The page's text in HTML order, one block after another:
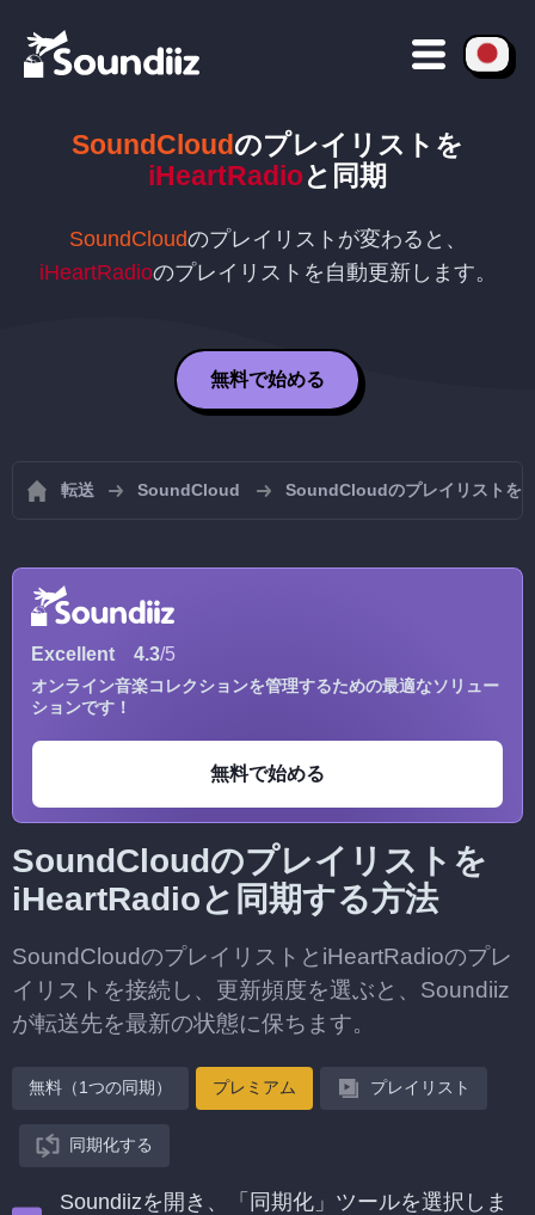
SoundCloudのプレイリストを
iHeartRadioと同期
SoundCloudのプレイリストが変わると、
iHeartRadioのプレイリストを自動更新します。
無料で始める
転送 SoundCloud SoundCloudのプレイリストを
Excellent 4.3/5
オンライン音楽コレクションを管理するための最適なソリュー
ションです！
無料で始める
SoundCloudのプレイリストを
iHeartRadioと同期する方法
SoundCloudのプレイリストとiHeartRadioのプレ
イリストを接続し、更新頻度を選ぶと、Soundiiz
が転送先を最新の状態に保ちます。
無料（1つの同期） プレミアム プレイリスト
同期化する
Soundiizを開き、「同期化」ツールを選択しま